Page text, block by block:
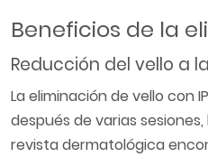
Beneficios de la
Reducción del vello a
La eliminación de vello con
después de varias
revista dermatológica